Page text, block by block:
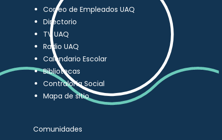
Correo de Empleados UAQ
Directorio
TV UAQ
Radio UAQ
Calendario Escolar
Bibliotecas
Contraloría Social
Mapa de sitio
Comunidades